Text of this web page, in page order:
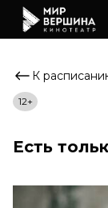
К
Есть
12+